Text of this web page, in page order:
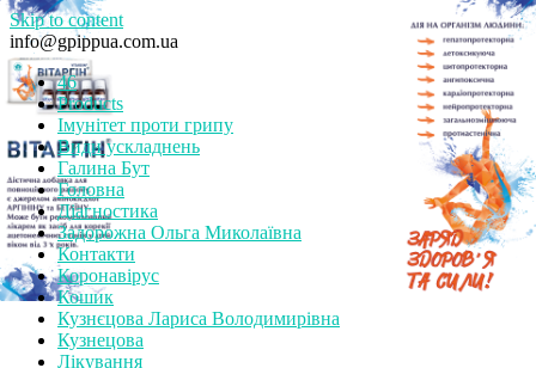
Skip to content
info@gpippua.com.ua
46
Products
Імунітет проти грипу
Види ускладнень
Галина Бут
Головна
Діагностика
Задорожна Ольга Миколаївна
Контакти
Коронавірус
Кошик
Кузнєцова Лариса Володимирівна
Кузнецова
Лікування